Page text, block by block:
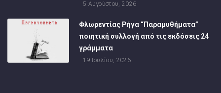
5 Αυγούστου, 2026
Φλωρεντίας Ρήγα “Παραμυθήματα”
ποιητική συλλογή από τις εκδόσεις 24
γράμματα
19 Ιουλίου, 2026